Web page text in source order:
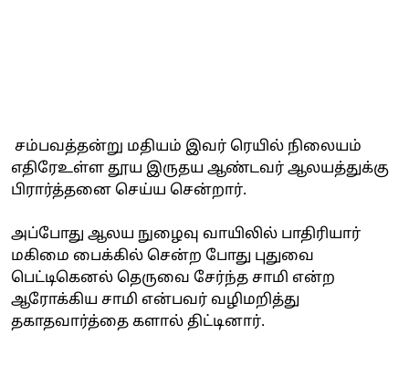
சம்பவத்தன்று மதியம் இவர் ரெயில் நிலையம்
எதிரேஉள்ள தூய இருதய ஆண்டவர் ஆலயத்துக்கு
பிரார்த்தனை செய்ய சென்றார்.
அப்போது ஆலய நுழைவு வாயிலில் பாதிரியார்
மகிமை பைக்கில் சென்ற போது புதுவை
பெட்டிகெனல் தெருவை சேர்ந்த சாமி என்ற
ஆரோக்கிய சாமி என்பவர் வழிமறித்து
தகாதவார்த்தை களால் திட்டினார்.